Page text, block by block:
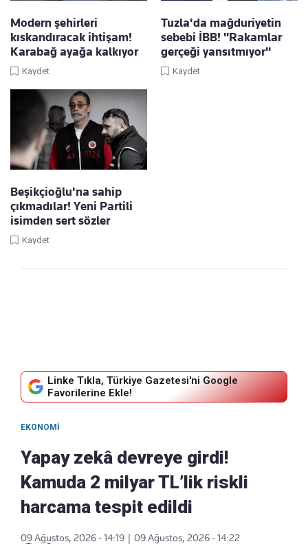
Modern şehirleri
kıskandıracak ihtişam!
Karabağ ayağa kalkıyor
Kaydet
Tuzla'da mağduriyetin
sebebi İBB! "Rakamlar
gerçeği yansıtmıyor"
Kaydet
Beşikçioğlu'na sahip
çıkmadılar! Yeni Partili
isimden sert sözler
Kaydet
Linke Tıkla, Türkiye Gazetesi'ni Google
Favorilerine Ekle!
EKONOMI
Yapay zekâ devreye girdi!
Kamuda 2 milyar TL’lik riskli
harcama tespit edildi
09 Ağustos, 2026 - 14:19
09 Ağustos, 2026 - 14:22